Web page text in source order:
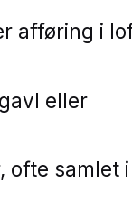
afføring i
eller
ofte samlet